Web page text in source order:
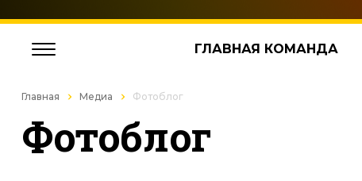
ГЛАВНАЯ КОМАНДА
Главная Медиа Фотоблог
Фотоблог